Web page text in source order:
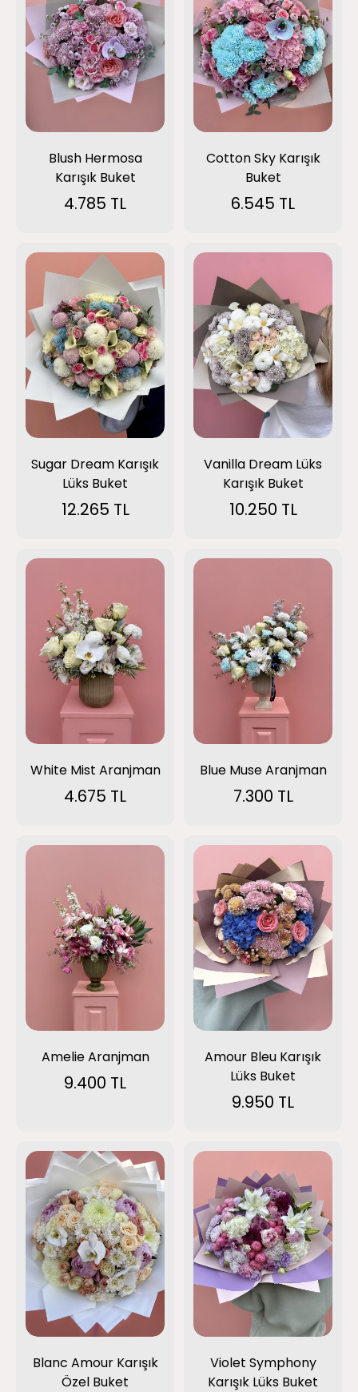
Blush Hermosa
Karışık Buket
4.785 TL
Cotton Sky Karışık
Buket
6.545 TL
Sugar Dream Karışık
Lüks Buket
12.265 TL
Vanilla Dream Lüks
Karışık Buket
10.250 TL
White Mist Aranjman
4.675 TL
Blue Muse Aranjman
7.300 TL
Amelie Aranjman
9.400 TL
Amour Bleu Karışık
Lüks Buket
9.950 TL
Blanc Amour Karışık
Özel Buket
Violet Symphony
Karışık Lüks Buket